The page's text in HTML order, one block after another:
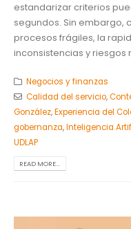
estandarizar criterios
segundos. Sin embargo,
procesos frágiles, la
inconsistencias y riesgos
Negocios y finanzas
Calidad del servicio,
González,Experiencia del
gobernanza,Inteligencia
UDLAP
READ MORE...